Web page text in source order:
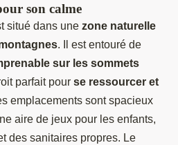
son calme
situé dans une zone naturelle
. Il est entouré de
sur les sommets
parfait pour se ressourcer et
emplacements sont spacieux
aire de jeux pour les enfants,
des sanitaires propres. Le